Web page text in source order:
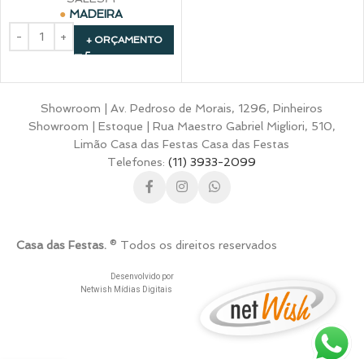
MADEIRA
+ ORÇAMENTO
Showroom | Av. Pedroso de Morais, 1296, Pinheiros
Showroom | Estoque | Rua Maestro Gabriel Migliori, 510,
Limão Casa das Festas Casa das Festas
Telefones:(11) 3933-2099
Casa das Festas. ® Todos os direitos reservados
Desenvolvido por
Netwish Mídias Digitais